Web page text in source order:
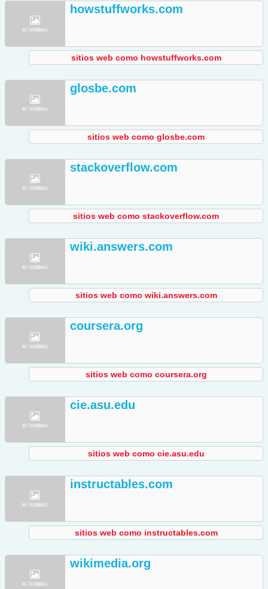
howstuffworks.com
sitios web como howstuffworks.com
glosbe.com
sitios web como glosbe.com
stackoverflow.com
sitios web como stackoverflow.com
wiki.answers.com
sitios web como wiki.answers.com
coursera.org
sitios web como coursera.org
cie.asu.edu
sitios web como cie.asu.edu
instructables.com
sitios web como instructables.com
wikimedia.org